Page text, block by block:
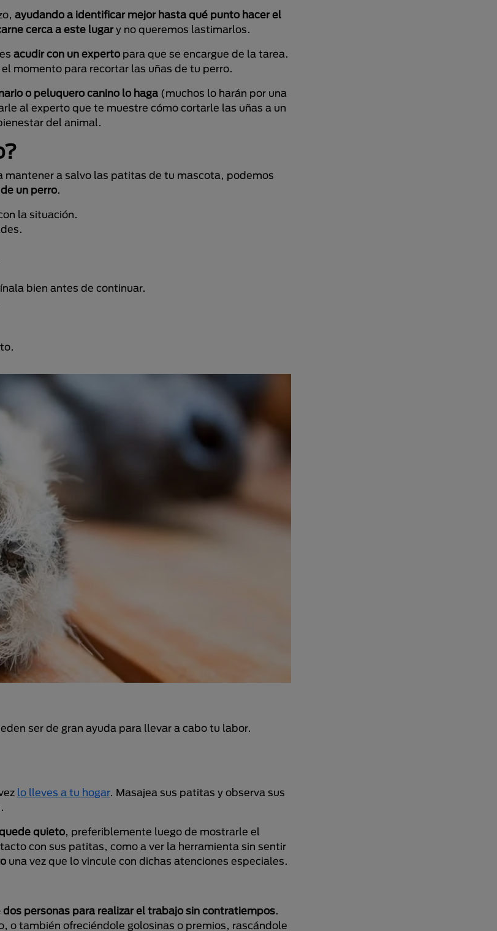
ayudando a identificar mejor hasta qué punto hacer el
cerca a este lugary no queremos lastimarlos.
acudir con un experto para que se encargue de la tarea.
momento para recortar las uñas de tu perro.
o peluquero canino lo haga (muchos lo harán por una
al experto que te muestre cómo cortarle las uñas a un
del animal.
mantener a salvo las patitas de tu mascota, podemos
un perro.
la situación.
bien antes de continuar.
ser de gran ayuda para llevar a cabo tu labor.
lo lleves a tu hogar. Masajea sus patitas y observa sus
quieto, preferiblemente luego de mostrarle el
con sus patitas, como a ver la herramienta sin sentir
una vez que lo vincule con dichas atenciones especiales.
dos personas para realizar el trabajo sin contratiempos.
o también ofreciéndole golosinas o premios, rascándole